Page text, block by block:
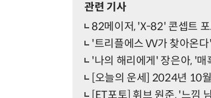
관련 기사
82메이저, 'X-82' 콘셉트
'트리플에스 VV가 찾아온
'나의 해리에게' 장은아, '매
[오늘의 운세] 2024년 10
[ET포토] 휘브 원준, '느낌